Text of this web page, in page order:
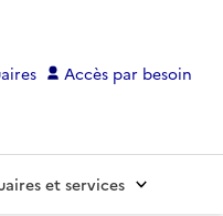
Accès par besoin
et services